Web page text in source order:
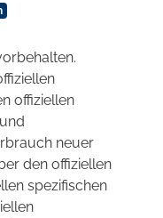
offiziellen
neuer
den offiziellen
spezifischen